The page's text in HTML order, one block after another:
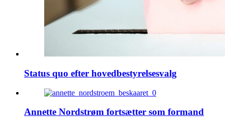
Status quo efter hovedbestyrelsesvalg
Annette Nordstrøm fortsætter som formand